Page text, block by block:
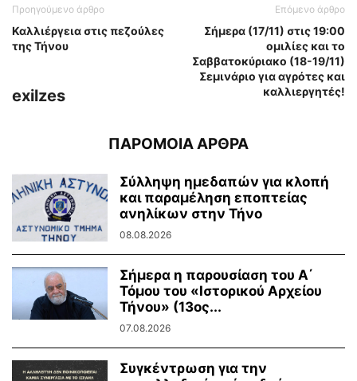
Προηγούμενο άρθρο
Καλλιέργεια στις πεζούλες
της Τήνου
Επόμενο άρθρο
Σήμερα (17/11) στις 19:00
ομιλίες και το
Σαββατοκύριακο (18-19/11)
Σεμινάριο για αγρότες και
καλλιεργητές!
exilzes
ΠΑΡΟΜΟΙΑ ΑΡΘΡΑ
Σύλληψη ημεδαπών για κλοπή
και παραμέληση εποπτείας
ανηλίκων στην Τήνο
08.08.2026
Σήμερα η παρουσίαση του Α΄
Τόμου του «Ιστορικού Αρχείου
Τήνου» (13ος...
07.08.2026
Συγκέντρωση για την